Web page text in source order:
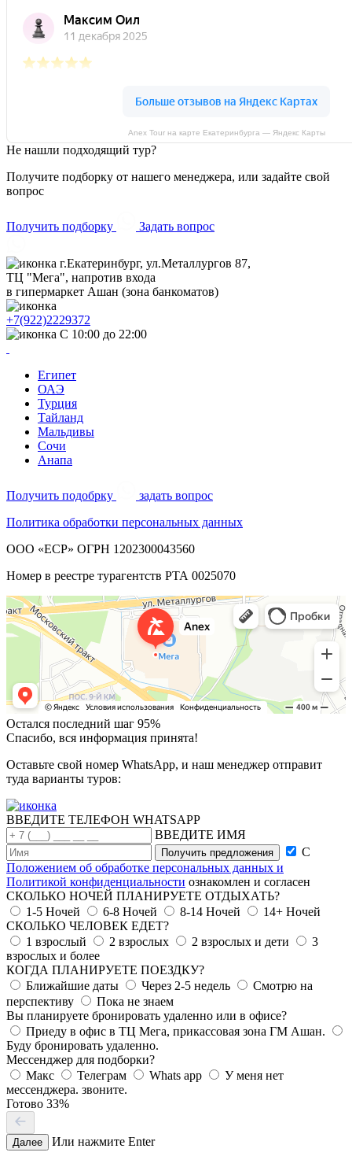
Anex Tour на карте Екатеринбурга — Яндекс Карты
Не нашли подходящий тур?
Получите подборку от нашего менеджера, или задайте свой
вопрос
Получить подборку Задать вопрос
г.Екатеринбург, ул.Металлургов 87,
ТЦ "Мега", напротив входа
в гипермаркет Ашан (зона банкоматов)
+7(922)2229372
С 10:00 до 22:00
Египет
ОАЭ
Турция
Тайланд
Мальдивы
Сочи
Анапа
Получить подобрку
задать вопрос
Политика обработки персональных данных
ООО «ЕСР» ОГРН 1202300043560
Номер в реестре турагентств РТА 0025070
Остался последний шаг 95%
Спасибо, вся информация принята!
Оставьте свой номер WhatsApp, и наш менеджер отправит
туда варианты туров:
ВВЕДИТЕ ТЕЛЕФОН WHATSAPP
ВВЕДИТЕ ИМЯ
С
Положением об обработке персональных данных и
Политикой конфиденциальности ознакомлен и согласен
СКОЛЬКО НОЧЕЙ ПЛАНИРУЕТЕ ОТДЫХАТЬ?
1-5 Ночей
6-8 Ночей 8-14 Ночей
14+ Ночей
СКОЛЬКО ЧЕЛОВЕК ЕДЕТ?
1 взрослый
2 взрослых 2 взрослых и дети
3
взрослых и более
КОГДА ПЛАНИРУЕТЕ ПОЕЗДКУ?
Ближайшие даты
Через 2-5 недель
Смотрю на
перспективу
Пока не знаем
Вы планируете бронировать удаленно или в офисе?
Приеду в офис в ТЦ Мега, прикассовая зона ГМ Ашан.
Буду бронировать удаленно.
Мессенджер для подборки?
Макс
Телеграм Whats app
У меня нет
мессенджера. звоните.
Готово 33%
Далее Или нажмите Enter